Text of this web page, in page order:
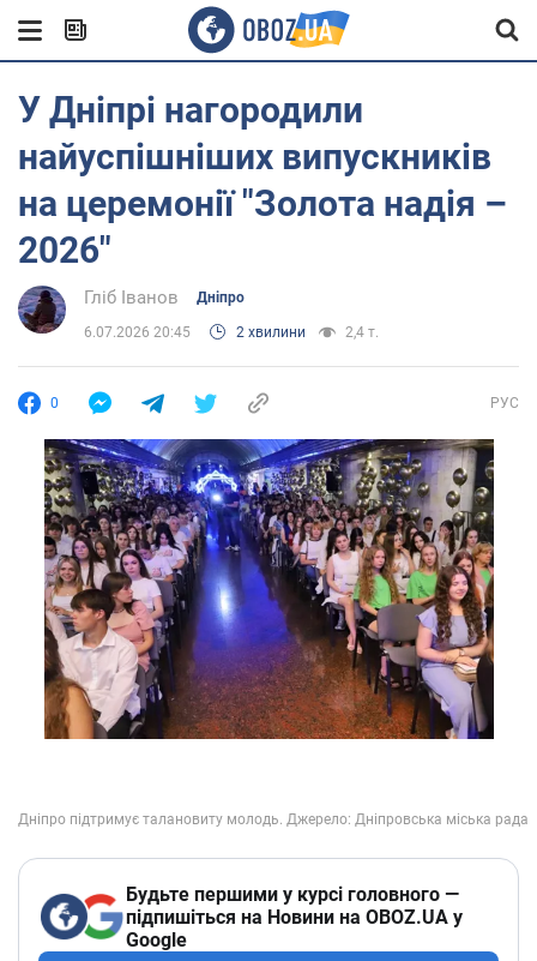
У Дніпрі нагородили
найуспішніших випускників
на церемонії "Золота надія –
2026"
Гліб Іванов Дніпро
6.07.2026 20:45 2 хвилини 2,4 т.
0 РУС
Будьте першими у курсі головного —
підпишіться на Новини на OBOZ.UA у
Google